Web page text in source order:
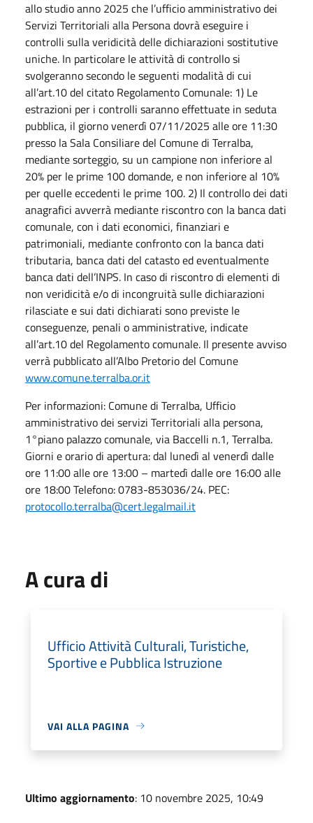
allo studio anno 2025 che l’ufficio amministrativo dei
Servizi Territoriali alla Persona dovrà eseguire i
controlli sulla veridicità delle dichiarazioni sostitutive
uniche. In particolare le attività di controllo si
svolgeranno secondo le seguenti modalità di cui
all’art.10 del citato Regolamento Comunale: 1) Le
estrazioni per i controlli saranno effettuate in seduta
pubblica, il giorno venerdì 07/11/2025 alle ore 11:30
presso la Sala Consiliare del Comune di Terralba,
mediante sorteggio, su un campione non inferiore al
20% per le prime 100 domande, e non inferiore al 10%
per quelle eccedenti le prime 100. 2) Il controllo dei dati
anagrafici avverrà mediante riscontro con la banca dati
comunale, con i dati economici, finanziari e
patrimoniali, mediante confronto con la banca dati
tributaria, banca dati del catasto ed eventualmente
banca dati dell’INPS. In caso di riscontro di elementi di
non veridicità e/o di incongruità sulle dichiarazioni
rilasciate e sui dati dichiarati sono previste le
conseguenze, penali o amministrative, indicate
all’art.10 del Regolamento comunale. Il presente avviso
verrà pubblicato all’Albo Pretorio del Comune
www.comune.terralba.or.it
Per informazioni: Comune di Terralba, Ufficio
amministrativo dei servizi Territoriali alla persona,
1°piano palazzo comunale, via Baccelli n.1, Terralba.
Giorni e orario di apertura: dal lunedì al venerdì dalle
ore 11:00 alle ore 13:00 – martedì dalle ore 16:00 alle
ore 18:00 Telefono: 0783-853036/24. PEC:
protocollo.terralba@cert.legalmail.it
A cura di
Ufficio Attività Culturali, Turistiche,
Sportive e Pubblica Istruzione
VAI ALLA PAGINA
Ultimo aggiornamento: 10 novembre 2025, 10:49